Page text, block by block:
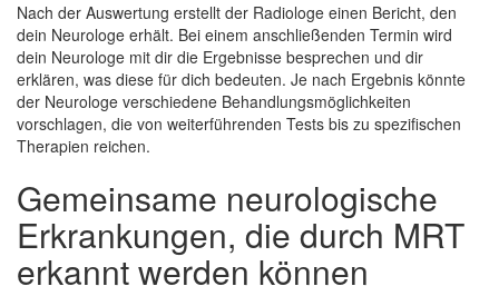
Nach der Auswertung erstellt der Radiologe einen Bericht, den
dein Neurologe erhält. Bei einem anschließenden Termin wird
dein Neurologe mit dir die Ergebnisse besprechen und dir
erklären, was diese für dich bedeuten. Je nach Ergebnis könnte
der Neurologe verschiedene Behandlungsmöglichkeiten
vorschlagen, die von weiterführenden Tests bis zu spezifischen
Therapien reichen.
Gemeinsame neurologische
Erkrankungen, die durch MRT
erkannt werden können